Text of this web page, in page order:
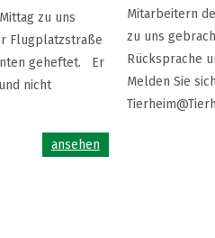
zu uns
Flugplatzstraße
geheftet. Er
nicht
ansehen
Mitarbeitern
zu uns
Rücksprache
Melden Sie